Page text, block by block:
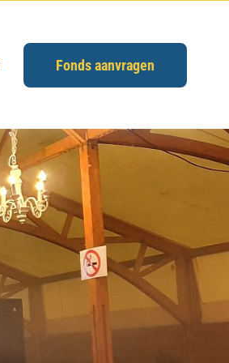
Fonds aanvragen